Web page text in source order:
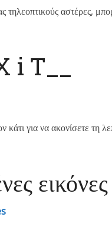
αστέρες,
T__
για να ακονίσετε τη
εικόνες